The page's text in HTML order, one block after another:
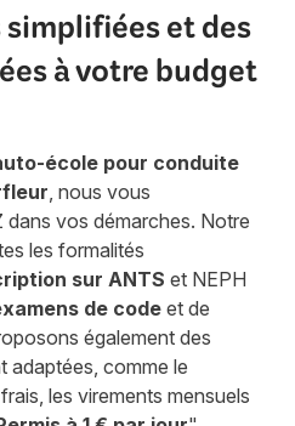
et des
à votre budget
école pour conduite
, nous vous
vos démarches. Notre
les formalités
sur ANTS et NEPH
de codeet de
également des
adaptées, comme le
les virements mensuels